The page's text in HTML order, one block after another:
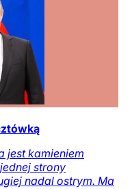
jest kamieniem
strony
nadal ostrym. Ma